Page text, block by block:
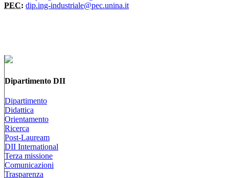
PEC: dip.ing-industriale@pec.unina.it
Dipartimento DII
Dipartimento
Didattica
Orientamento
Ricerca
Post-Lauream
DII International
Terza missione
Comunicazioni
Trasparenza